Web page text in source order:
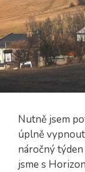
Nutně jsem
úplně
náročný
jsme s